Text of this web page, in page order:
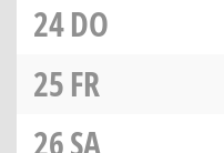
24DO
25FR
26SA